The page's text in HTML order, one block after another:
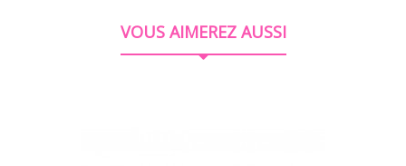
VOUS AIMEREZ AUSSI